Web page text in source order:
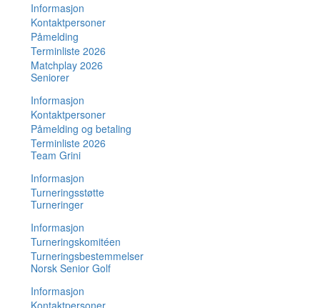
Informasjon
Kontaktpersoner
Påmelding
Terminliste 2026
Matchplay 2026
Seniorer
Informasjon
Kontaktpersoner
Påmelding og betaling
Terminliste 2026
Team Grini
Informasjon
Turneringsstøtte
Turneringer
Informasjon
Turneringskomitéen
Turneringsbestemmelser
Norsk Senior Golf
Informasjon
Kontaktpersoner